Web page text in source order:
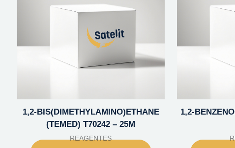
1,2-BIS(DIMETHYLAMINO)ETHANE
(TEMED) T70242 – 25M
REAGENTES
1,2-